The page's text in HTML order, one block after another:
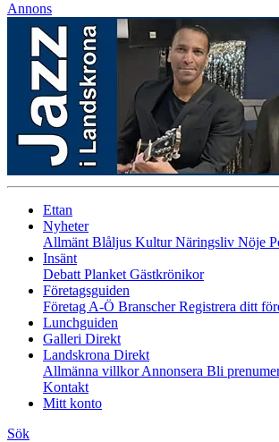
Annons
Ettan
Nyheter
Allmänt Blåljus KulturNäringsliv Nöje
Insänt
Debatt Planket Gästkrönikor
Företagsguiden
Företag A-Ö BranscherRegistrera ditt
Lunchguiden
Galleri Direkt
Landskrona Direkt
Allmänna villkorAnnonsera Bli
Kontakt
Mitt konto
Sök